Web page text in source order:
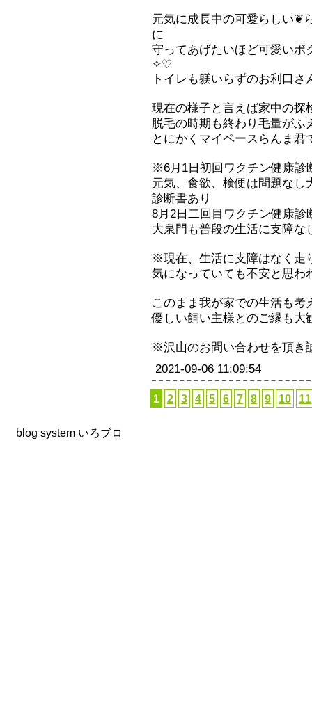
元気に成長中の可愛らしい❦
に
守ってあげたいほど可愛い
✧♡
トイレも躾いらずのお利口さ
現在の様子と言えば家中の探
脱毛の時期も終わり毛量がふ
とにかくマイペースらんま君
※6月1日初回ワクチン健康診
元気、食欲、検便は問題なし
診断書あり
8月2日二回目ワクチン健康診
大泉門も普段の生活に支障な
※現在、生活に支障はなく走
気になっていても不安と思わ
このまま我が家での生活も考
優しい飼い主様とのご縁も大
※沢山のお問い合わせを頂き
2021-09-06 11:09:54
1 2 3 4 5 6 7 8 9 10 11
blog system いろブロ